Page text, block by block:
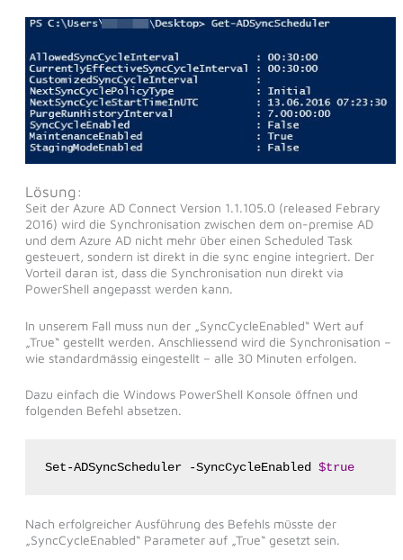
Lösung:
Seit der Azure AD Connect Version 1.1.105.0 (released Febrary
2016) wird die Synchronisation zwischen dem on-premise AD
und dem Azure AD nicht mehr über einen Scheduled Task
gesteuert, sondern ist direkt in die sync engine integriert. Der
Vorteil daran ist, dass die Synchronisation nun direkt via
PowerShell angepasst werden kann.
In unserem Fall muss nun der „SyncCycleEnabled“ Wert auf
„True“ gestellt werden. Anschliessend wird die Synchronisation –
wie standardmässig eingestellt – alle 30 Minuten erfolgen.
Dazu einfach die Windows PowerShell Konsole öffnen und
folgenden Befehl absetzen.
Set-ADSyncScheduler -SyncCycleEnabled $true
Nach erfolgreicher Ausführung des Befehls müsste der
„SyncCycleEnabled“ Parameter auf „True“ gesetzt sein.